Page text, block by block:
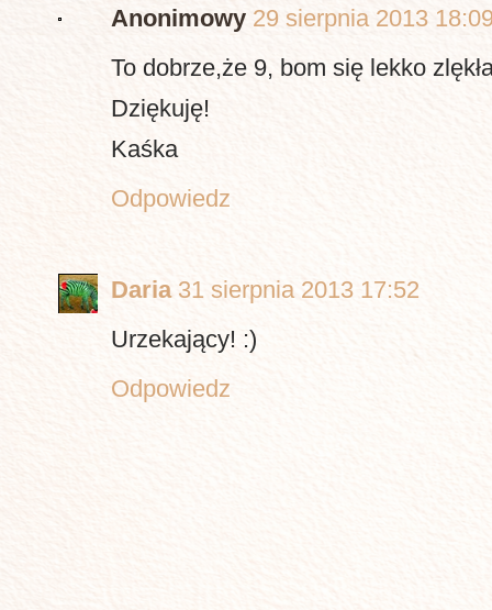
Anonimowy 29 sierpnia 2013
To dobrze,że 9, bom się lekko
Dziękuję!
Kaśka
Odpowiedz
Daria 31 sierpnia 2013 17:52
Urzekający! :)
Odpowiedz